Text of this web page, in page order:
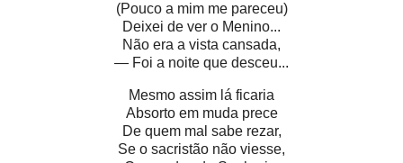
(Pouco a mim me pareceu)
Deixei de ver o Menino...
Não era a vista cansada,
— Foi a noite que desceu...
Mesmo assim lá ficaria
Absorto em muda prece
De quem mal sabe rezar,
Se o sacristão não viesse,